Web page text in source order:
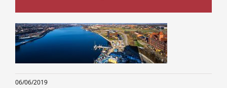
06/06/2019